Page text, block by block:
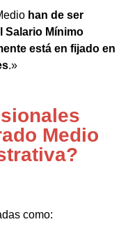
han de ser
Salario Mínimo
está en fijado en
.»
Medio
como: